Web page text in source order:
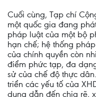
Cuối cùng, Tạp chí
một quốc gia đang
pháp luật của một bộ
hạn chế; hệ thống
của chính quyền còn
điểm phức tạp, đa
sử của chế độ thực
triển các yếu tố của
dụng dẫn đến chia rẽ,